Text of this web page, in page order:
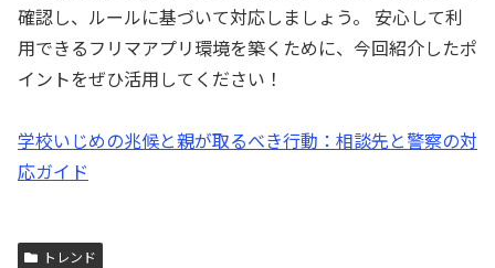
確認し、ルールに基づいて対応しましょう。 安心して利
用できるフリマアプリ環境を築くために、今回紹介したポ
イントをぜひ活用してください！
学校いじめの兆候と親が取るべき行動：相談先と警察の対
応ガイド
トレンド